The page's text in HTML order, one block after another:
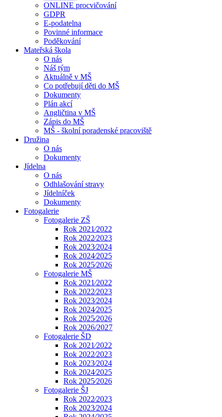
ONLINE procvičování
GDPR
E-podatelna
Povinné informace
Poděkování
Mateřská škola
O nás
Náš tým
Aktuálně v MŠ
Co potřebují děti do MŠ
Dokumenty
Plán akcí
Angličtina v MŠ
Zápis do MŠ
MŠ - školní poradenské pracoviště
Družina
O nás
Dokumenty
Jídelna
O nás
Odhlašování stravy
Jídelníček
Dokumenty
Fotogalerie
Fotogalerie ZŠ
Rok 2021⁄2022
Rok 2022⁄2023
Rok 2023⁄2024
Rok 2024⁄2025
Rok 2025⁄2026
Fotogalerie MŠ
Rok 2021⁄2022
Rok 2022⁄2023
Rok 2023⁄2024
Rok 2024⁄2025
Rok 2025⁄2026
Rok 2026/2027
Fotogalerie ŠD
Rok 2021⁄2022
Rok 2022⁄2023
Rok 2023⁄2024
Rok 2024⁄2025
Rok 2025⁄2026
Fotogalerie ŠJ
Rok 2022⁄2023
Rok 2023⁄2024